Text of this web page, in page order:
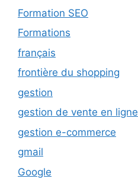
Formation SEO
Formations
français
frontière du shopping
gestion
gestion de vente en ligne
gestion e-commerce
gmail
Google